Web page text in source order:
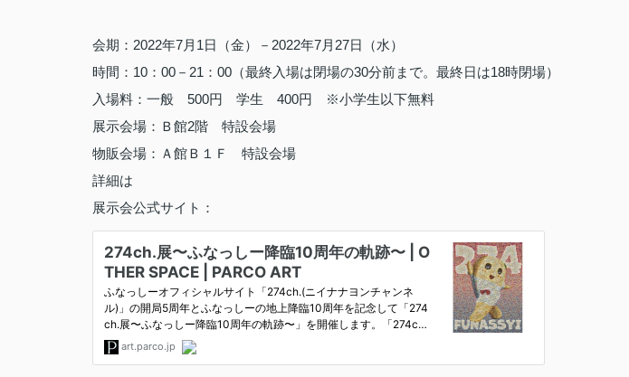
会期：2022年7月1日（金）－2022年7月27日（水）
時間：10：00－21：00（最終入場は閉場の30分前まで。最終日は18時閉場）
入場料：一般 500円 学生 400円 ※小学生以下無料
展示会場：Ｂ館2階 特設会場
物販会場：Ａ館Ｂ１Ｆ 特設会場
詳細は
展示会公式サイト：